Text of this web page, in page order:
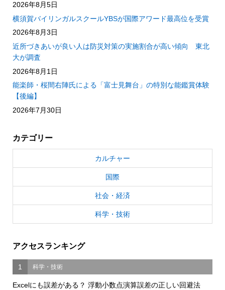
2026年8月5日
横須賀バイリンガルスクールYBSが国際アワード最高位を受賞
2026年8月3日
近所づきあいが良い人は防災対策の実施割合が高い傾向 東北
大が調査
2026年8月1日
能楽師・桜間右陣氏による「富士見舞台」の特別な能鑑賞体験
【後編】
2026年7月30日
カテゴリー
カルチャー
国際
社会・経済
科学・技術
アクセスランキング
1 科学・技術
Excelにも誤差がある？ 浮動小数点演算誤差の正しい回避法